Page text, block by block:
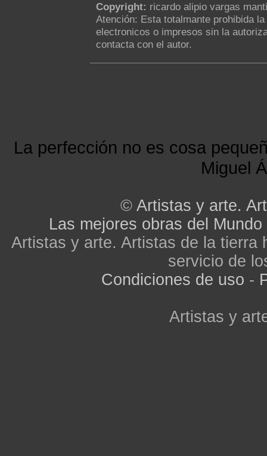
Copyright: ricardo alipio vargas
Atención: Esta totalmante prohibida
electronicos o impresos sin la
contacta con el autor.
La perfección no es cosa
Miguel
© Artistas y arte.
Las mejores obras del Mundo
Artistas y arte. Artistas de la tierra
servicio de
Condiciones de uso -
Artistas y